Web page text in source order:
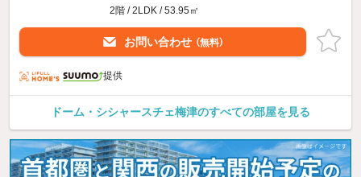
2階 / 2LDK / 53.95㎡
お問い合わせ （無料）
提供
ドーム・シシャースチェ梅津のすべての部屋を見る